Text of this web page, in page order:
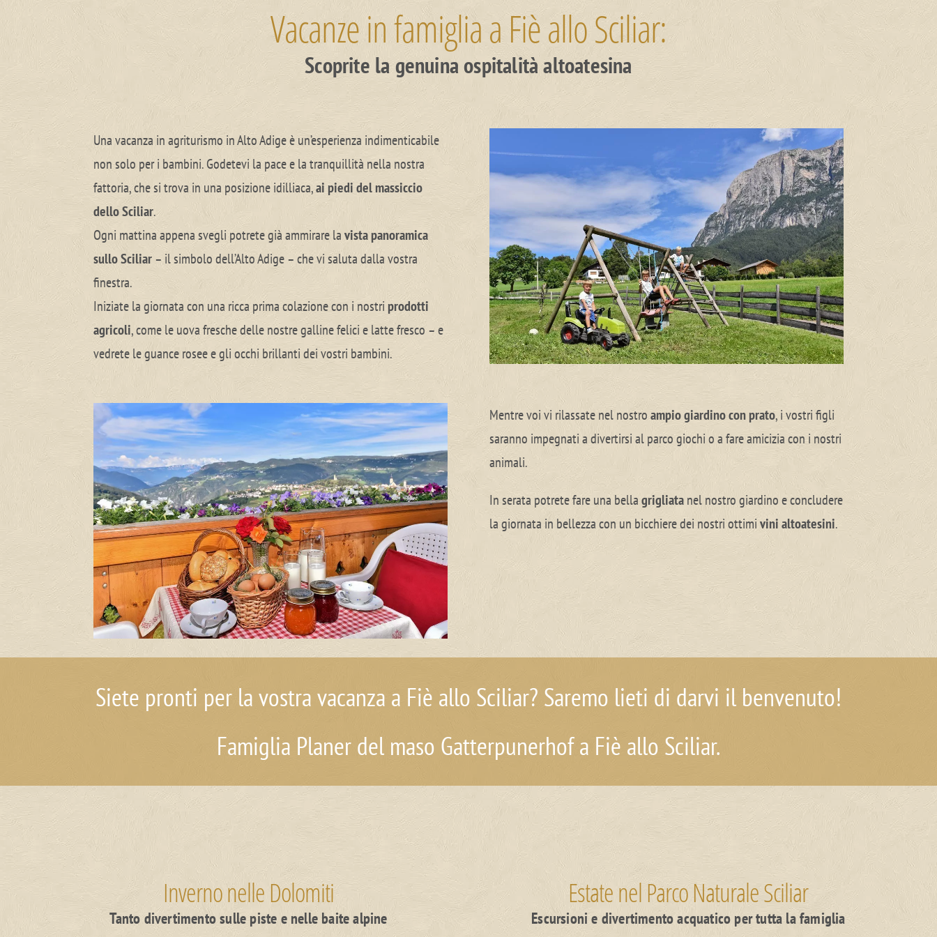
Vacanze in famiglia a Fiè allo Sciliar:
Scoprite la genuina ospitalità altoatesina
Una vacanza in agriturismo in Alto Adige è un’esperienza indimenticabile
non solo per i bambini. Godetevi la pace e la tranquillità nella nostra
fattoria, che si trova in una posizione idilliaca,ai piedi del massiccio
dello Sciliar.
Ogni mattina appena svegli potrete già ammirare lavista panoramica
sullo Sciliar– il simbolo dell’Alto Adige – che vi saluta dalla vostra
finestra.
Iniziate la giornata con una ricca prima colazione con i nostriprodotti
agricoli, come le uova fresche delle nostre galline felici e latte fresco – e
vedrete le guance rosee e gli occhi brillanti dei vostri bambini.
Mentre voi vi rilassate nel nostroampio giardino con prato, i vostri figli
saranno impegnati a divertirsi al parco giochi o a fare amicizia con i nostri
animali.
In serata potrete fare una bellagrigliatanel nostro giardino e concludere
la giornata in bellezza con un bicchiere dei nostri ottimivini altoatesini.
Siete pronti per la vostra vacanza a Fiè allo Sciliar? Saremo lieti di darvi il benvenuto!
Famiglia Planer del maso Gatterpunerhof a Fiè allo Sciliar.
Inverno nelle Dolomiti
Tanto divertimento sulle piste e nelle baite alpine
Estate nel Parco Naturale Sciliar
Escursioni e divertimento acquatico per tutta la famiglia